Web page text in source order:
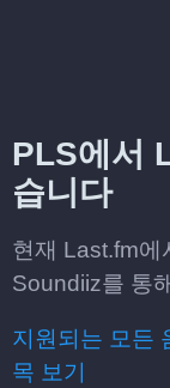
PLS에서
습니다
현재 Last.fm에
Soundiiz를 통
지원되는 모든
목 보기